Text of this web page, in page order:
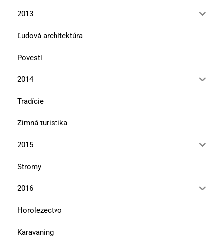
2013
Ľudová architektúra
Povesti
2014
Tradície
Zimná turistika
2015
Stromy
2016
Horolezectvo
Karavaning